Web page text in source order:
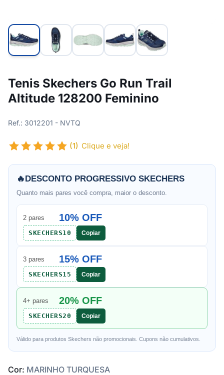
Tenis Skechers Go Run Trail
Altitude 128200 Feminino
Ref.: 3012201 - NVTQ
(1) Clique e veja!
🔥DESCONTO PROGRESSIVO SKECHERS
Quanto mais pares você compra, maior o desconto.
2 pares 10% OFF
SKECHERS10 Copiar
3 pares 15% OFF
SKECHERS15 Copiar
4+ pares 20% OFF
SKECHERS20 Copiar
Válido para produtos Skechers não promocionais. Cupons não cumulativos.
Cor: MARINHO TURQUESA